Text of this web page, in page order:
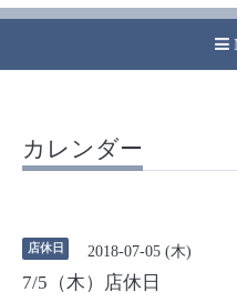
カレンダー
店休日 2018-07-05 (木)
7/5（木）店休日